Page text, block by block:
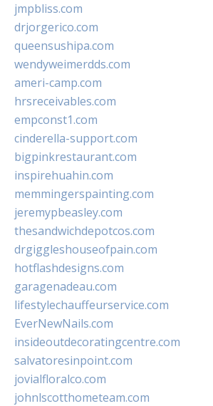
jmpbliss.com
drjorgerico.com
queensushipa.com
wendyweimerdds.com
ameri-camp.com
hrsreceivables.com
empconst1.com
cinderella-support.com
bigpinkrestaurant.com
inspirehuahin.com
memmingerspainting.com
jeremypbeasley.com
thesandwichdepotcos.com
drgiggleshouseofpain.com
hotflashdesigns.com
garagenadeau.com
lifestylechauffeurservice.com
EverNewNails.com
insideoutdecoratingcentre.com
salvatoresinpoint.com
jovialfloralco.com
johnlscotthometeam.com